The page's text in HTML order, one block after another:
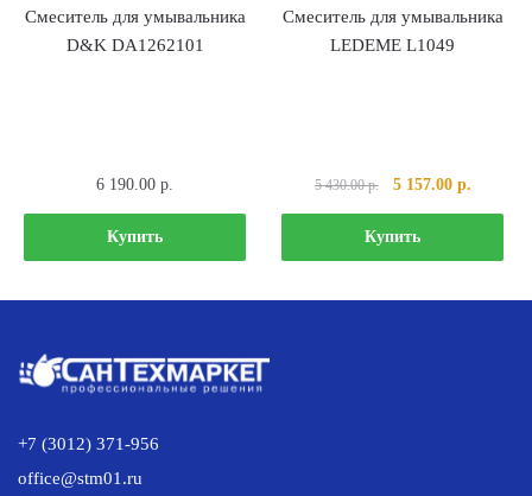
Смеситель для умывальника
D&K DA1262101
6 190.00р.
Купить
Смеситель для умывальника
LEDEME L1049
5 430.00р.
Первоначальная
цена
составляла
5
5 157.00 р.Текущая
цена:
157.00
Купить
+7 (3012) 371-956
office@stm01.ru